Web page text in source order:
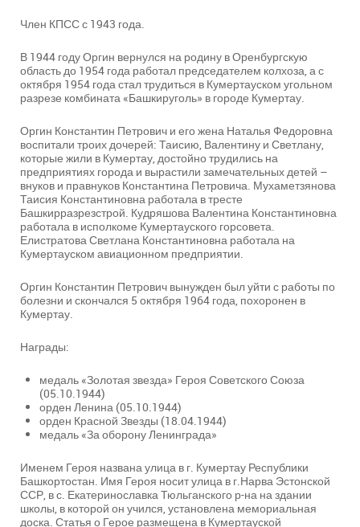
Член КПСС с 1943 года.
В 1944 году Оргин вернулся на родину в Оренбургскую
область до 1954 года работал председателем колхоза, а с
октября 1954 года стал трудиться в Кумертауском угольном
разрезе комбината «Башкируголь» в городе Кумертау.
Оргин Константин Петрович и его жена Наталья Федоровна
воспитали троих дочерей: Таисию, Валентину и Светлану,
которые жили в Кумертау, достойно трудились на
предприятиях города и вырастили замечательных детей –
внуков и правнуков Константина Петровича. Мухаметзянова
Таисия Константиновна работала в тресте
Башкирразрезстрой. Кудряшова Валентина Константиновна
работала в исполкоме Кумертауского горсовета.
Елистратова Светлана Константиновна работала на
Кумертауском авиационном предприятии.
Оргин Константин Петрович вынужден был уйти с работы по
болезни и скончался 5 октября 1964 года, похоронен в
Кумертау.
Награды:
медаль «Золотая звезда» Героя Советского Союза
(05.10.1944)
орден Ленина (05.10.1944)
орден Красной Звезды (18.04.1944)
медаль «За оборону Ленинграда»
Именем Героя названа улица в г. Кумертау Республики
Башкортостан. Имя Героя носит улица в г.Нарва Эстонской
ССР, в с. Екатеринославка Тюльганского р-на на здании
школы, в которой он учился, установлена мемориальная
доска. Статья о Герое размещена в Кумертауской